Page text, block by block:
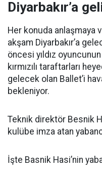
Diyarbakır’a
Her konuda anlaşmaya
akşam Diyarbakır’a
öncesi yıldız
kırmızılı taraftarları
gelecek olan Ballet’i
bekleniyor.
Teknik direktör Besnik
kulübe imza atan
İşte Basnik Hasi’nin